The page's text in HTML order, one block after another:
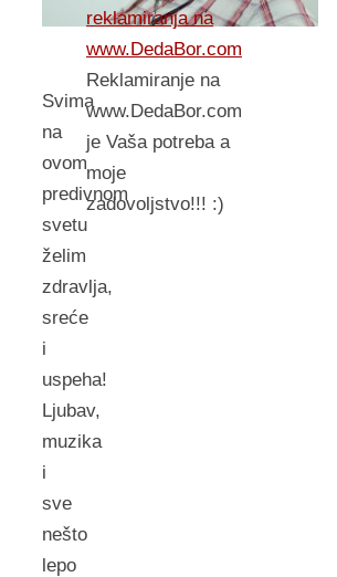
Svima
na
ovom
predivnom
svetu
želim
zdravlja,
sreće
i
uspeha!
Ljubav,
muzika
i
sve
nešto
lepo
reklamiranja na
www.DedaBor.com
Reklamiranje na
www.DedaBor.com
je Vaša potreba a
moje
zadovoljstvo!!! :)